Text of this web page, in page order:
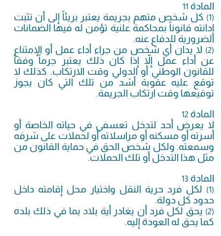
المادة 11
(1)
كل شخص متهم بجريمة يعتبر بريئاً إلى أن تثبت
إدانته قانوناً بمحاكمة علنية تؤمن له فيها الضمانات
الضرورية للدفاع عنه.
(2)
لا يدان أي شخص من جراء أداء عمل أو الإمتناع
عن أداء عمل إلاّ إذا كان ذلك يعتبر جرماً وفقاً
للقانون الوطني أو الدولي وقت الارتكاب. كذلك لا
توقع عليه عقوبة أشد من تلك التي كان يجوز
توقيعها وقت ارتكاب الجريمة.
المادة 12
لا يعرض أحد لتدخل تعسفي في حياته الخاصة أو
أسرته أو مسكنه أو مراسلاته أو لحملات على شرفه
وسمعته. ولكل شخص الحق في حماية القانون من
مثل هذا التدخل أو تلك الحملات.
المادة 13
(1)
لكل فرد حرية النقل واختيار محل إقامته داخل
حدود كل دولة.
(2)
يحق لكل فرد أن يغادر أية بلاد بما في ذلك بلده
كما يحق له العودة إليه.